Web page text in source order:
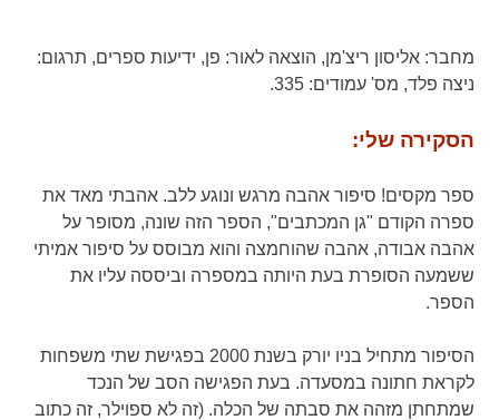
מחבר:אליסון ריצ'מן, הוצאה לאור: פן, ידיעות ספרים, תרגום:
ניצה פלד, מס' עמודים: 335.
הסקירה שלי:
ספר מקסים! סיפור אהבה מרגש ונוגע ללב. אהבתי מאד את
ספרה הקודם "גן המכתבים", הספר הזה שונה, מסופר על
אהבה אבודה, אהבה שהוחמצה והוא מבוסס על סיפור אמיתי
ששמעה הסופרת בעת היותה במספרה וביססה עליו את
הספר.
הסיפור מתחיל בניו יורק בשנת 2000 בפגישת שתי משפחות
לקראת חתונה במסעדה. בעת הפגישה הסב של הנכד
שמתחתן מזהה את סבתה של הכלה. (זה לא ספוילר, זה כתוב